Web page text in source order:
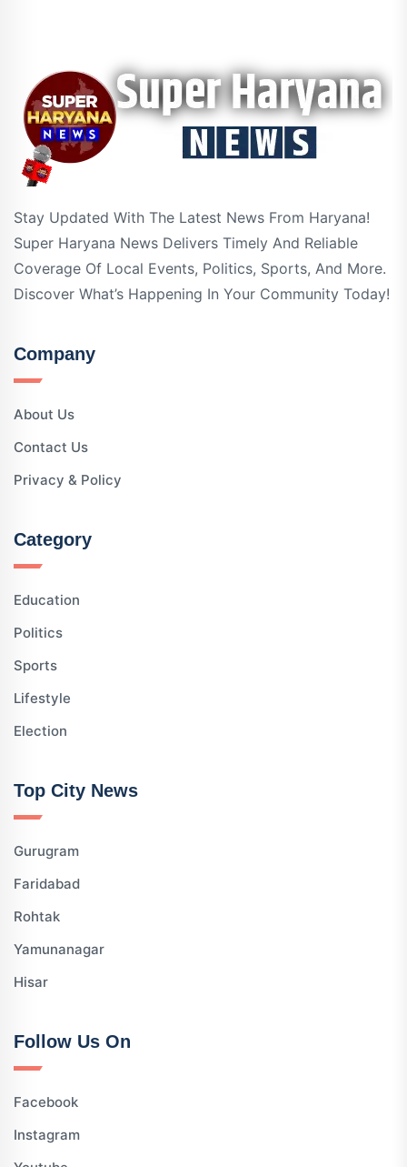
Stay Updated With The Latest News From Haryana!
Super Haryana News Delivers Timely And Reliable
Coverage Of Local Events, Politics, Sports, And More.
Discover What’s Happening In Your Community Today!
Company
About Us
Contact Us
Privacy & Policy
Category
Education
Politics
Sports
Lifestyle
Election
Top City News
Gurugram
Faridabad
Rohtak
Yamunanagar
Hisar
Follow Us On
Facebook
Instagram